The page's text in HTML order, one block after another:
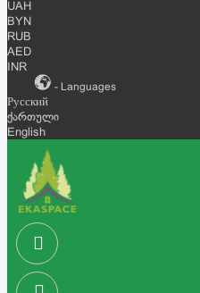
UAH
BYN
RUB
AED
INR
- Languages
Русский
ქართული
English